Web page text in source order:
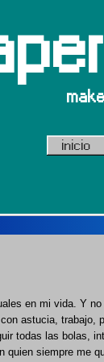
inicio
en mi vida. Y
astucia, trabajo,
todas las bolas,
siempre me